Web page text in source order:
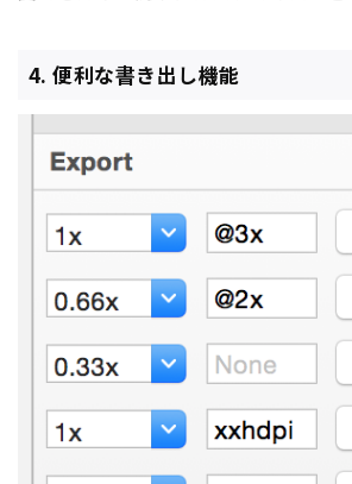
4. 便利な書き出し機能